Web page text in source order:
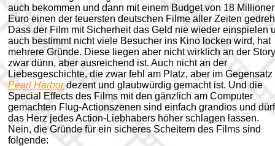
auch bekommen und dann mit einem Budget von 18
Euro einen der teuersten deutschen Filme aller Zeiten
Dass der Film mit Sicherheit das Geld nie wieder einspielen
auch bestimmt nicht viele Besucher ins Kino locken wird, hat
mehrere Gründe. Diese liegen aber nicht wirklich an der
zwar dünn, aber ausreichend ist. Auch nicht an der
Liebesgeschichte, die zwar fehl am Platz, aber im Gegensatz
Pearl Harbordezent und glaubwürdig gemacht ist. Und die
Special Effects des Films mit den gänzlich am Computer
gemachten Flug-Actionszenen sind einfach grandios und
das Herz jedes Action-Liebhabers höher schlagen lassen.
Nein, die Gründe für ein sicheres Scheitern des Films sind
folgende: